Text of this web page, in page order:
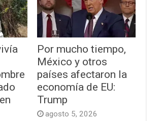
Por mucho tiempo,
México y otros
países afectaron la
economía de EU:
Trump
agosto 5, 2026